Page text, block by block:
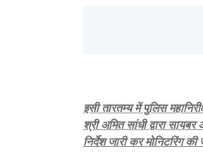
इसी तारतम्य में पुलिस
श्री अमित सांधी द्वारा
निर्देश जारी कर मोनिटरिंग की